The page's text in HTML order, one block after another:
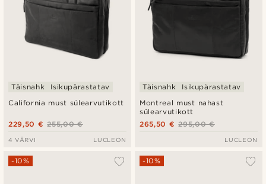
California must sülearvutikott
Täisnahk Isikupärastatav
255,00 €
229,50 €
4 VÄRVI LUCLEON
Montreal must nahast
sülearvutikott
Täisnahk Isikupärastatav
295,00 €
265,50 €
LUCLEON
-10% -10%